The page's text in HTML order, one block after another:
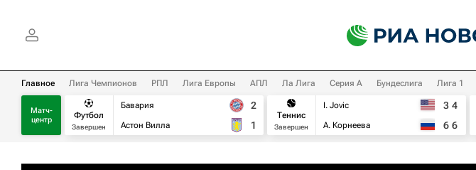
Главное Лига Чемпионов РПЛ Лига Европы АПЛ Ла Лига Серия А Бундеслига Лига 1
Матч-
центр
Футбол
Завершен
Бавария
Астон Вилла
2
1
Теннис
Завершен
I. Jovic
А. Корнеева
3 4
6 6